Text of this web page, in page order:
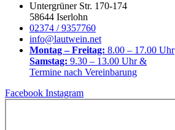
Untergrüner Str. 170-174
58644 Iserlohn
02374 / 9357760
info@lautwein.net
Montag – Freitag: 8.00 – 17.00 Uhr
Samstag: 9.30 – 13.00 Uhr &
Termine nach Vereinbarung
Facebook Instagram